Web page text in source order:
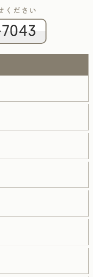
ください